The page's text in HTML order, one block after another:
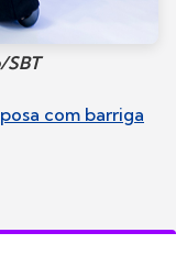
SBT
com barriga